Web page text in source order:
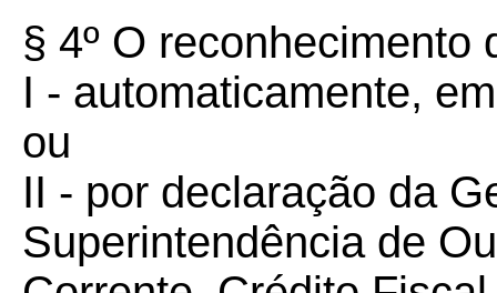
§ 4º O reconhecimento
I - automaticamente,
ou
II - por declaração da
Superintendência de